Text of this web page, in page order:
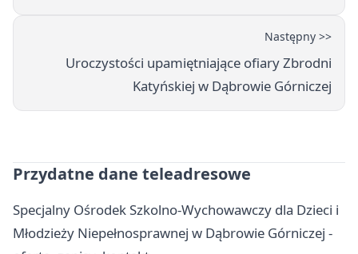
Następny >>
Uroczystości upamiętniające ofiary Zbrodni
Katyńskiej w Dąbrowie Górniczej
Przydatne dane teleadresowe
Specjalny Ośrodek Szkolno-Wychowawczy dla Dzieci i
Młodzieży Niepełnosprawnej w Dąbrowie Górniczej -